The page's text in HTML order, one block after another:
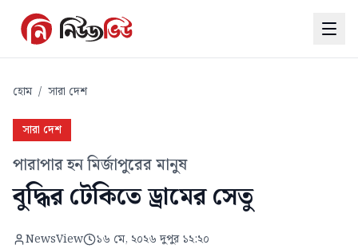
হোম / সারা দেশ
সারা দেশ
পারাপার হন মির্জাপুরের মানুষ
বুদ্ধির টেকিতে ড্রামের সেতু
NewsView ১৬ মে, ২০২৬ দুপুর ১২:২০